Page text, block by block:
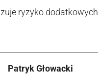
ryzyko dodatkowych
Patryk Głowacki